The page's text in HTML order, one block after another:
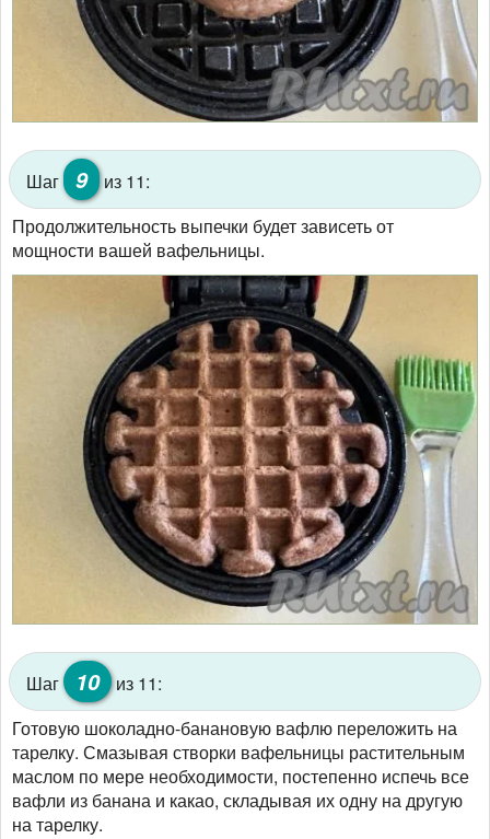
Шаг 9
из 11:
Продолжительность выпечки будет зависеть от
мощности вашей вафельницы.
Шаг 10 из 11:
Готовую шоколадно-банановую вафлю переложить на
тарелку. Смазывая створки вафельницы растительным
маслом по мере необходимости, постепенно испечь все
вафли из банана и какао, складывая их одну на другую
на тарелку.